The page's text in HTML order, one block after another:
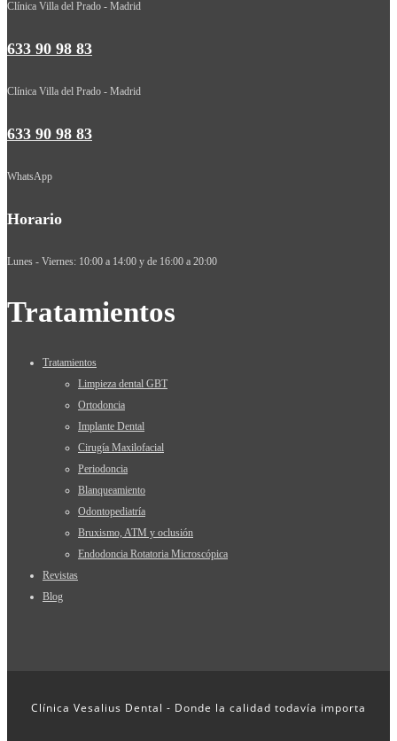
Clínica Villa del Prado - Madrid
633 90 98 83
Clínica Villa del Prado - Madrid
633 90 98 83
WhatsApp
Horario
Lunes - Viernes: 10:00 a 14:00 y de 16:00 a 20:00
Tratamientos
Tratamientos
Limpieza dental GBT
Ortodoncia
Implante Dental
Cirugía Maxilofacial
Periodoncia
Blanqueamiento
Odontopediatría
Bruxismo, ATM y oclusión
Endodoncia Rotatoria Microscópica
Revistas
Blog
Clínica Vesalius Dental - Donde la calidad todavía importa